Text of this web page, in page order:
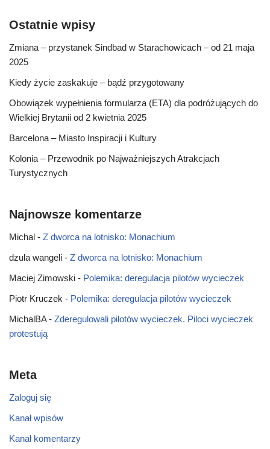
Ostatnie wpisy
Zmiana – przystanek Sindbad w Starachowicach – od 21 maja
2025
Kiedy życie zaskakuje – bądź przygotowany
Obowiązek wypełnienia formularza (ETA) dla podróżujących do
Wielkiej Brytanii od 2 kwietnia 2025
Barcelona – Miasto Inspiracji i Kultury
Kolonia – Przewodnik po Najważniejszych Atrakcjach
Turystycznych
Najnowsze komentarze
Michal - Z dworca na lotnisko: Monachium
dzula wangeli - Z dworca na lotnisko: Monachium
Maciej Zimowski - Polemika: deregulacja pilotów wycieczek
Piotr Kruczek - Polemika: deregulacja pilotów wycieczek
MichalBA- Zderegulowali pilotów wycieczek. Piloci wycieczek
protestują
Meta
Zaloguj się
Kanał wpisów
Kanał komentarzy